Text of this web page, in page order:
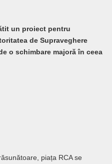
un proiect pentru
de Supraveghere
o schimbare majoră în ceea
piața RCA se